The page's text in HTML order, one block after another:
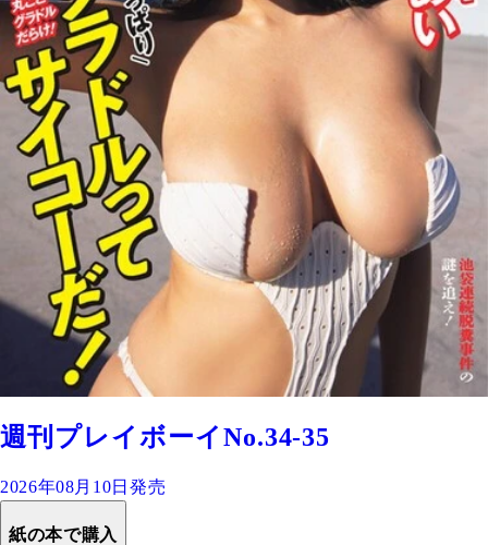
週刊プレイボーイNo.34-35
2026年08月10日発売
紙の本で購入